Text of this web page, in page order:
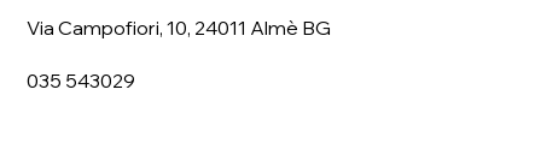
Via Campofiori, 10, 24011 Almè BG
035 543029